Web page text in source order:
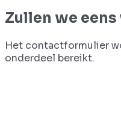
Zullen we
Het contactformulier
onderdeel bereikt.